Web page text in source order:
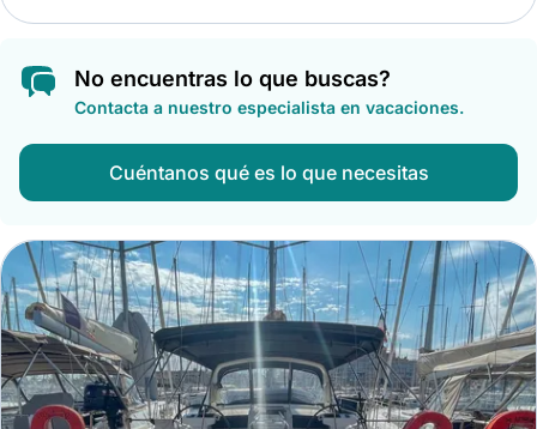
No encuentras lo que buscas?
Contacta a nuestro especialista en vacaciones.
Cuéntanos qué es lo que necesitas